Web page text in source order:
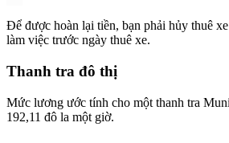
Để được hoàn lại tiền, bạn phải hủy thuê
làm việc trước ngày thuê xe.
Thanh tra đô thị
Mức lương ước tính cho một thanh tra
192,11 đô la một giờ.